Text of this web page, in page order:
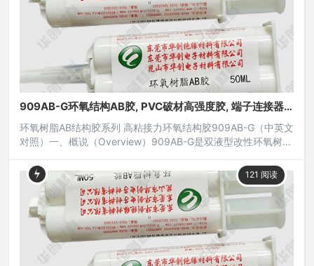
909AB-G环氧结构AB胶, PVC破材高强度胶, 端子连接器
防水胶
环氧树脂AB结构胶系列 高粘接力环氧结构胶909AB-G（中英文
对照）一、概说（Overview）909AB-G是双液型改性环氧树脂
胶层柔韧，因而可承受特强之冲击与震动，接着层具有良好之
机械特性与电绝缘性，能承受温度之变动及挠曲撕剥应力，无
腐蚀性；本产品对金属塑胶附着力强，广泛应用于各类电子元
器件、电工电器、土木工程、机电五金、磁性元件、光电产
121 阅读